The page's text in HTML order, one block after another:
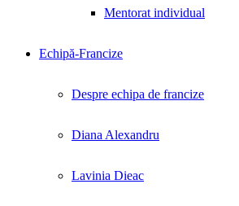
Mentorat individual
Echipă-Francize
Despre echipa de francize
Diana Alexandru
Lavinia Dieac